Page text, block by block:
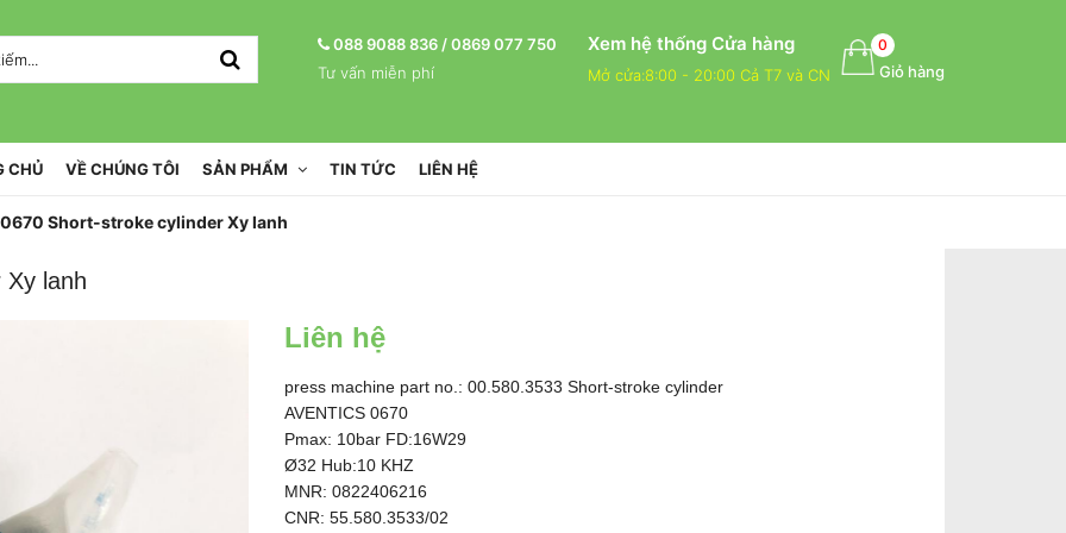
088 9088 836/0869 077 750
Tư vấn miễn phí
Xem hệ thống Cửa hàng
Mở cửa:8:00 - 20:00 Cả T7 và CN Giỏ hàng
0
CHỦ VỀ CHÚNG TÔI SẢN PHẨM TIN TỨC LIÊN HỆ
0670 Short-stroke cylinder Xy lanh
Xy lanh
Liên hệ
press machine part no.: 00.580.3533 Short-stroke cylinder
AVENTICS 0670
Pmax: 10bar FD:16W29
Ø32 Hub:10 KHZ
MNR: 0822406216
CNR: 55.580.3533/02